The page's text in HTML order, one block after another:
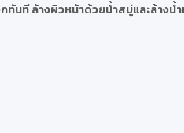
ทันที ล้างผิวหน้าด้วยน้ำสบู่และล้างน้